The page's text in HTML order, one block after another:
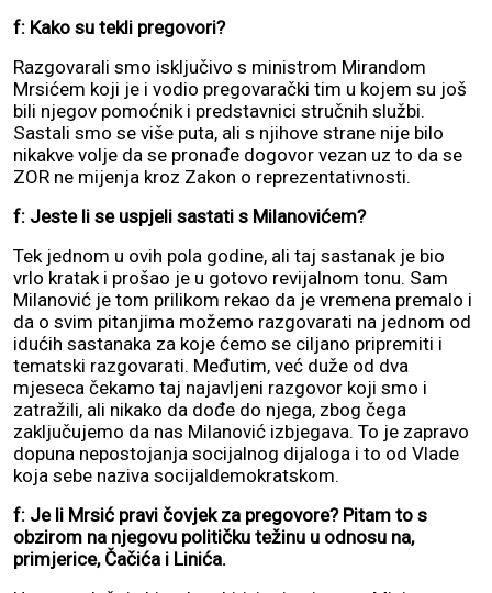
f: Kako su tekli pregovori?
Razgovarali smo isključivo s ministrom Mirandom
Mrsićem koji je i vodio pregovarački tim u kojem su još
bili njegov pomoćnik i predstavnici stručnih službi.
Sastali smo se više puta, ali s njihove strane nije bilo
nikakve volje da se pronađe dogovor vezan uz to da se
ZOR ne mijenja kroz Zakon o reprezentativnosti.
f: Jeste li se uspjeli sastati s Milanovićem?
Tek jednom u ovih pola godine, ali taj sastanak je bio
vrlo kratak i prošao je u gotovo revijalnom tonu. Sam
Milanović je tom prilikom rekao da je vremena premalo i
da o svim pitanjima možemo razgovarati na jednom od
idućih sastanaka za koje ćemo se ciljano pripremiti i
tematski razgovarati. Međutim, već duže od dva
mjeseca čekamo taj najavljeni razgovor koji smo i
zatražili, ali nikako da dođe do njega, zbog čega
zaključujemo da nas Milanović izbjegava. To je zapravo
dopuna nepostojanja socijalnog dijaloga i to od Vlade
koja sebe naziva socijaldemokratskom.
f: Je li Mrsić pravi čovjek za pregovore? Pitam to s
obzirom na njegovu političku težinu u odnosu na,
primjerice, Čačića i Linića.